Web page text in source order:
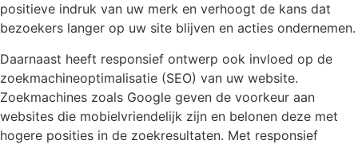
positieve indruk van uw merk en verhoogt de kans dat
bezoekers langer op uw site blijven en acties ondernemen.
Daarnaast heeft responsief ontwerp ook invloed op de
zoekmachineoptimalisatie (SEO) van uw website.
Zoekmachines zoals Google geven de voorkeur aan
websites die mobielvriendelijk zijn en belonen deze met
hogere posities in de zoekresultaten. Met responsief